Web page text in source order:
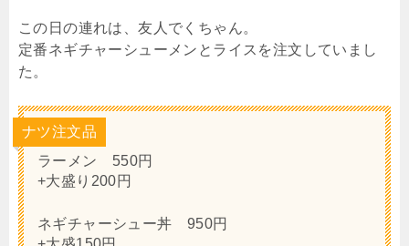
この日の連れは、友人でくちゃん。
定番ネギチャーシューメンとライスを注文していまし
た。
ナツ注文品
ラーメン 550円
+大盛り200円
ネギチャーシュー丼 950円